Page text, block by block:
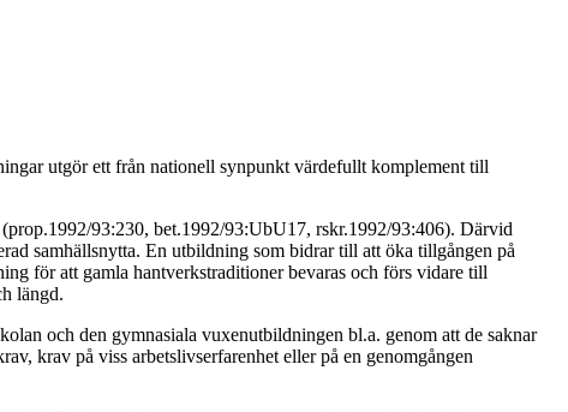
utgör ett från nationell synpunkt värdefullt komplement till
93:230, bet.1992/93:UbU17, rskr.1992/93:406). Därvid
samhällsnytta. En utbildning som bidrar till att öka tillgången på
för att gamla hantverkstraditioner bevaras och förs vidare till
längd.
och den gymnasiala vuxenutbildningen bl.a. genom att de saknar
krav på viss arbetslivserfarenhet eller på en genomgången